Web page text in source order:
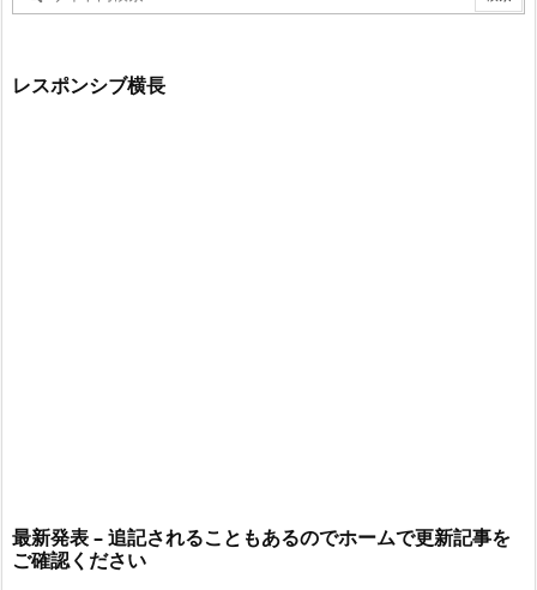
レスポンシブ横長
最新発表 – 追記されることもあるのでホームで更新記事を
ご確認ください